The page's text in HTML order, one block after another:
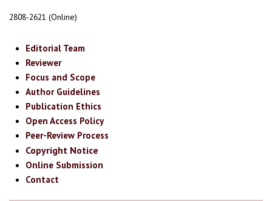
2808-2621 (Online)
Editorial Team
Reviewer
Focus and Scope
Author Guidelines
Publication Ethics
Open Access Policy
Peer-Review Process
Copyright Notice
Online Submission
Contact